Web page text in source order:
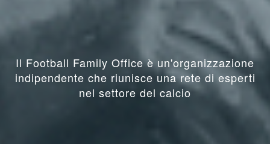
Il Football Family Office è un'organizzazione
indipendente che riunisce una rete di esperti
nel settore del calcio